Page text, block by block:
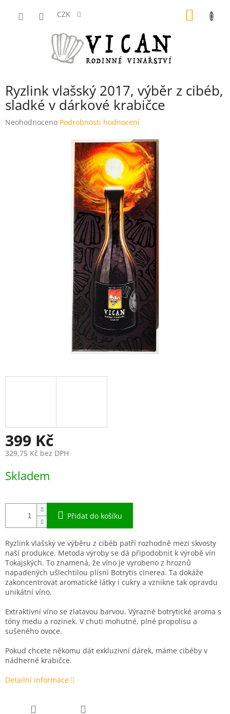
CZK
Ryzlink vlašský 2017, výběr z cibéb,
sladké v dárkové krabičce
Průměrné
Neohodnoceno Podrobnosti hodnocení
399 Kč
329,75 Kč bez DPH
cena:
Skladem
Přidat do košíku
Ryzlink vlašský ve výběru z cibéb patří rozhodně mezi skvosty
naší produkce. Metoda výroby se dá připodobnit k výrobě vín
Tokajských. To znamená, že víno je vyrobeno z hroznů
napadených ušlechtilou plísní Botrytis cinerea. Ta dokáže
zakoncentrovat aromatické látky i cukry a vznikne tak opravdu
unikátní víno.
Extraktivní víno se zlatavou barvou. Výrazné botrytické aroma s
tóny medu a rozinek. V chuti mohutné, plné propolisu a
sušeného ovoce.
Pokud chcete někomu dát exkluzivní dárek, máme cibéby v
nádherné krabičce.
Detailní informace